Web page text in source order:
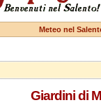
Meteo nel
Giardini di